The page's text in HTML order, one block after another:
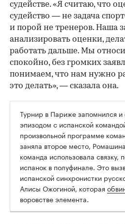
судействе. «Я считаю, что
судейство — не задача
и порой не тренеров. Наша
анализировать оценки,
работать дальше. Мы
спокойно, без громких
понимаем, что нам нужно
это делать», — сказала она.
Турнир в Париже запомнился
эпизодом с испанской
произвольной программе
заняла второе место, Ромашина
команда использовала связку,
испанок в полуфинале. Это
испанской синхронистки
Алисы Ожогиной, которая
воровстве элемента.